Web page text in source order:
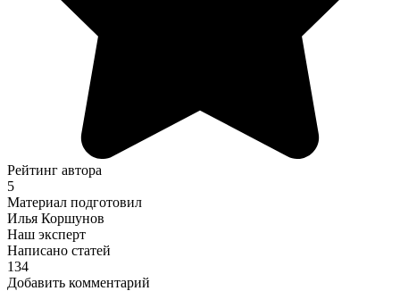
Рейтинг автора
5
Материал подготовил
Илья Коршунов
Наш эксперт
Написано статей
134
Добавить комментарий